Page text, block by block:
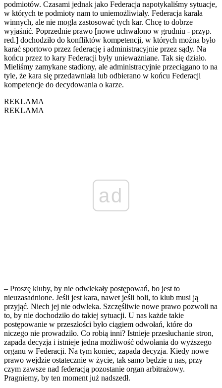
podmiotów. Czasami jednak jako Federacja napotykaliśmy sytuacje,
w których te podmioty nam to uniemożliwiały. Federacja karała
winnych, ale nie mogła zastosować tych kar. Chcę to dobrze
wyjaśnić. Poprzednie prawo [nowe uchwalono w grudniu - przyp.
red.] dochodziło do konfliktów kompetencji, w których można było
karać sportowo przez federację i administracyjnie przez sądy. Na
końcu przez to kary Federacji były unieważniane. Tak się działo.
Mieliśmy zamykane stadiony, ale administracyjnie przeciągano to na
tyle, że kara się przedawniała lub odbierano w końcu Federacji
kompetencje do decydowania o karze.
REKLAMA
REKLAMA
ad
– Proszę kluby, by nie odwlekały postępowań, bo jest to
nieuzasadnione. Jeśli jest kara, nawet jeśli boli, to klub musi ją
przyjąć. Niech jej nie odwleka. Szczęśliwie nowe prawo pozwoli na
to, by nie dochodziło do takiej sytuacji. U nas każde takie
postępowanie w przeszłości było ciągiem odwołań, które do
niczego nie prowadziło. Co robią inni? Istnieje przesłuchanie stron,
zapada decyzja i istnieje jedna możliwość odwołania do wyższego
organu w Federacji. Na tym koniec, zapada decyzja. Kiedy nowe
prawo wejdzie ostatecznie w życie, tak samo będzie u nas, przy
czym zawsze nad federacją pozostanie organ arbitrażowy.
Pragniemy, by ten moment już nadszedł.